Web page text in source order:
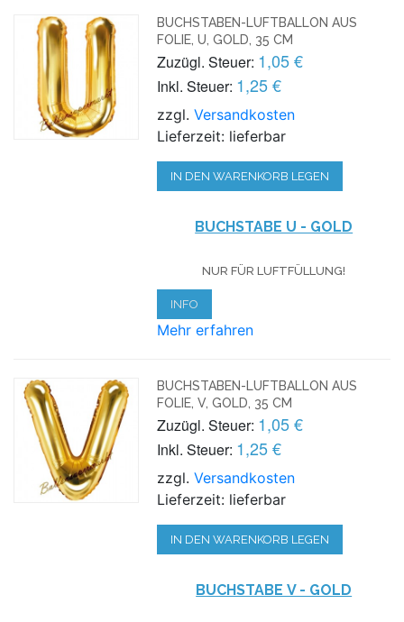
BUCHSTABEN-LUFTBALLON AUS
FOLIE, U, GOLD, 35 CM
Zuzügl. Steuer: 1,05 €
Inkl. Steuer: 1,25 €
zzgl.Versandkosten
Lieferzeit: lieferbar
IN DEN WARENKORB LEGEN
BUCHSTABE U - GOLD
NUR FÜR LUFTFÜLLUNG!
INFO
Mehr erfahren
BUCHSTABEN-LUFTBALLON AUS
FOLIE, V, GOLD, 35 CM
Zuzügl. Steuer: 1,05 €
Inkl. Steuer: 1,25 €
zzgl.Versandkosten
Lieferzeit: lieferbar
IN DEN WARENKORB LEGEN
BUCHSTABE V - GOLD